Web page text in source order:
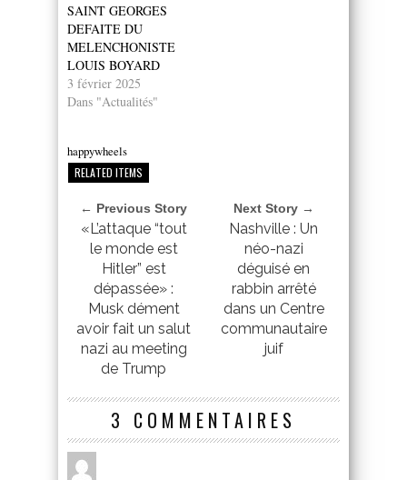
SAINT GEORGES
DEFAITE DU
MELENCHONISTE
LOUIS BOYARD
3 février 2025
Dans "Actualités"
happywheels
RELATED ITEMS
← Previous Story
«L’attaque “tout
le monde est
Hitler” est
dépassée» :
Musk dément
avoir fait un salut
nazi au meeting
de Trump
Next Story →
Nashville : Un
néo-nazi
déguisé en
rabbin arrêté
dans un Centre
communautaire
juif
3 COMMENTAIRES